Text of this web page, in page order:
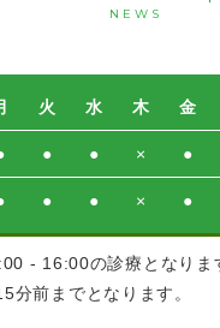
NEWS
火 水 木 金
● ● × ●
● ● × ●
- 16:00の診療となりま
前までとなります。